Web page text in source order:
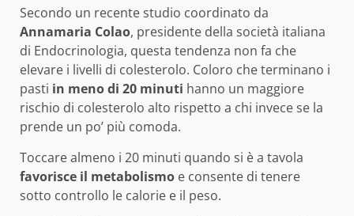
Secondo un recente studio coordinato da
Annamaria Colao, presidente della società italiana
di Endocrinologia, questa tendenza non fa che
elevare i livelli di colesterolo. Coloro che terminano i
pasti in meno di 20 minuti hanno un maggiore
rischio di colesterolo alto rispetto a chi invece se la
prende un po’ più comoda.
Toccare almeno i 20 minuti quando si è a tavola
favorisce il metabolismo e consente di tenere
sotto controllo le calorie e il peso.